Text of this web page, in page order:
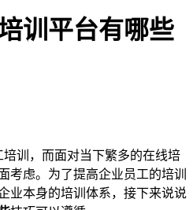
训平台有哪些
训，而面对当下繁多的在线培
考虑。为了提高企业员工的培训
业本身的培训体系，接下来说说